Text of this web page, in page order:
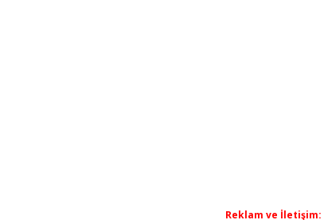
Reklam ve İletişim: